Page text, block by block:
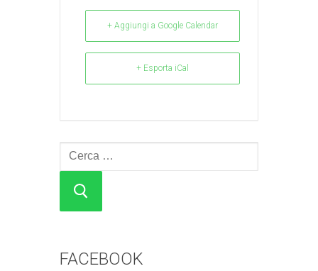
+ Aggiungi a Google Calendar
+ Esporta iCal
Cerca:
FACEBOOK